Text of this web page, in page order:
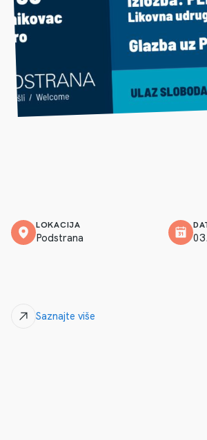
LOKACIJA
Podstrana
Saznajte više